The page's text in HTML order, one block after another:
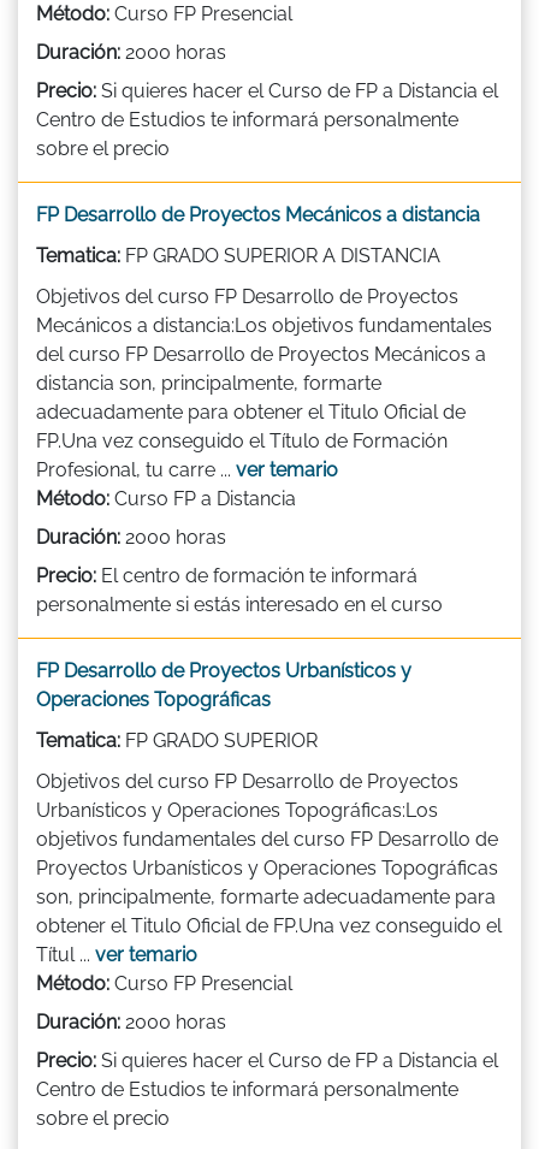
Método: Curso FP Presencial
Duración: 2000 horas
Precio: Si quieres hacer el Curso de FP a Distancia el
Centro de Estudios te informará personalmente
sobre el precio
FP Desarrollo de Proyectos Mecánicos a distancia
Tematica: FP GRADO SUPERIOR A DISTANCIA
Objetivos del curso FP Desarrollo de Proyectos
Mecánicos a distancia:Los objetivos fundamentales
del curso FP Desarrollo de Proyectos Mecánicos a
distancia son, principalmente, formarte
adecuadamente para obtener el Titulo Oficial de
FP.Una vez conseguido el Título de Formación
Profesional, tu carre ... ver temario
Método: Curso FP a Distancia
Duración: 2000 horas
Precio: El centro de formación te informará
personalmente si estás interesado en el curso
FP Desarrollo de Proyectos Urbanísticos y
Operaciones Topográficas
Tematica: FP GRADO SUPERIOR
Objetivos del curso FP Desarrollo de Proyectos
Urbanísticos y Operaciones Topográficas:Los
objetivos fundamentales del curso FP Desarrollo de
Proyectos Urbanísticos y Operaciones Topográficas
son, principalmente, formarte adecuadamente para
obtener el Titulo Oficial de FP.Una vez conseguido el
Títul ... ver temario
Método: Curso FP Presencial
Duración: 2000 horas
Precio: Si quieres hacer el Curso de FP a Distancia el
Centro de Estudios te informará personalmente
sobre el precio